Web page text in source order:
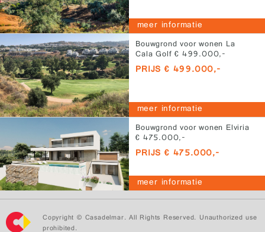
meer informatie
Bouwgrond voor wonen La
Cala Golf € 499.000,-
PRIJS € 499.000,-
meer informatie
Bouwgrond voor wonen Elviria
€ 475.000,-
PRIJS € 475.000,-
meer informatie
Copyright © Casadelmar. All Rights Reserved. Unauthorized use
prohibited.